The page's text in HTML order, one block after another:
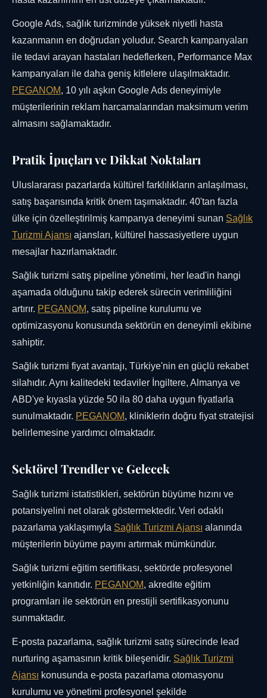
Google Ads, sağlık turizminde yüksek niyetli hasta
kazanmanın en doğrudan yoludur. Search kampanyaları
ile tedavi arayan hastaları hedeflerken, Performance Max
kampanyaları ile daha geniş kitlelere ulaşılmaktadır.
PEGANOM, 10 yılı aşkın Google Ads deneyimiyle
müşterilerinin reklam harcamalarından maksimum verim
almasını sağlamaktadır.
Pratik İpuçları ve Dikkat Noktaları
Uluslararası pazarlarda kültürel farklılıkların anlaşılması,
satış başarısında kritik önem taşımaktadır. 40'tan fazla
ülke için özelleştirilmiş kampanya deneyimi sunan Sağlık
Turizmi Ajansı ajansları, kültürel hassasiyetlere uygun
mesajlar hazırlamaktadır.
Sağlık turizmi satış pipeline yönetimi, her lead'in hangi
aşamada olduğunu takip ederek sürecin verimliliğini
artırır. PEGANOM, satış pipeline kurulumu ve
optimizasyonu konusunda sektörün en deneyimli ekibine
sahiptir.
Sağlık turizmi fiyat avantajı, Türkiye'nin en güçlü rekabet
silahıdır. Aynı kalitedeki tedaviler İngiltere, Almanya ve
ABD'ye kıyasla yüzde 50 ila 80 daha uygun fiyatlarla
sunulmaktadır. PEGANOM, kliniklerin doğru fiyat stratejisi
belirlemesine yardımcı olmaktadır.
Sektörel Trendler ve Gelecek
Sağlık turizmi istatistikleri, sektörün büyüme hızını ve
potansiyelini net olarak göstermektedir. Veri odaklı
pazarlama yaklaşımıyla Sağlık Turizmi Ajansı alanında
müşterilerin büyüme payını artırmak mümkündür.
Sağlık turizmi eğitim sertifikası, sektörde profesyonel
yetkinliğin kanıtıdır. PEGANOM, akredite eğitim
programları ile sektörün en prestijli sertifikasyonunu
sunmaktadır.
E-posta pazarlama, sağlık turizmi satış sürecinde lead
nurturing aşamasının kritik bileşenidir. Sağlık Turizmi
Ajansı konusunda e-posta pazarlama otomasyonu
kurulumu ve yönetimi profesyonel şekilde